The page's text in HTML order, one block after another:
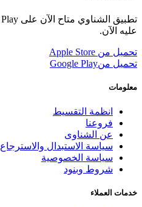
عليه الآن.
تحميل من Apple Store
تحميل منGoogle Play
معلومات
انظمة التقسيط
فروعنا
عن الشناوى
سياسة الاستبدال والاسترجاع
سياسة الخصوصية
شروط وبنود
خدمات العملاء